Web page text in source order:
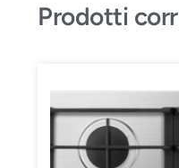
Prodotti